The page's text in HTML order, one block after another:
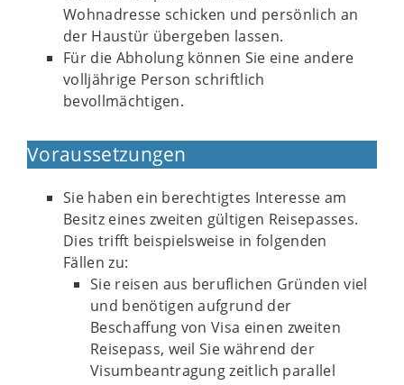
Wohnadresse schicken und persönlich an
der Haustür übergeben lassen.
Für die Abholung können Sie eine andere
volljährige Person schriftlich
bevollmächtigen.
Voraussetzungen
Sie haben ein berechtigtes Interesse am
Besitz eines zweiten gültigen Reisepasses.
Dies trifft beispielsweise in folgenden
Fällen zu:
Sie reisen aus beruflichen Gründen viel
und benötigen aufgrund der
Beschaffung von Visa einen zweiten
Reisepass, weil Sie während der
Visumbeantragung zeitlich parallel